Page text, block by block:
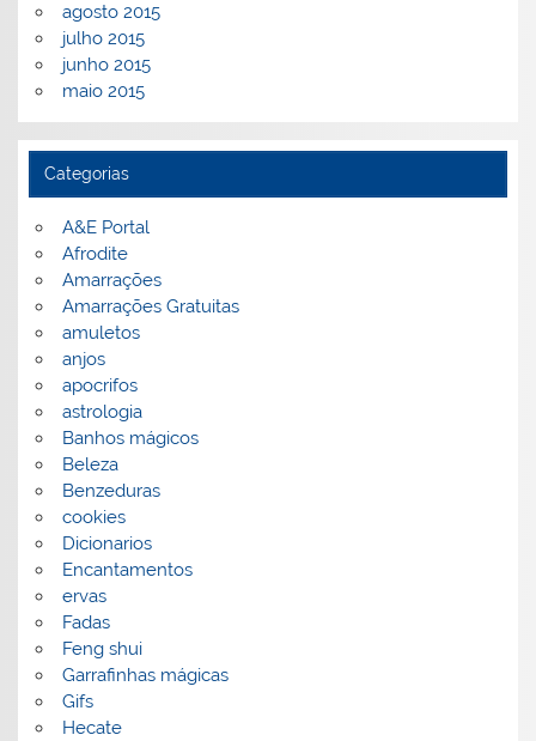
agosto 2015
julho 2015
junho 2015
maio 2015
Categorias
A&E Portal
Afrodite
Amarrações
Amarrações Gratuitas
amuletos
anjos
apocrifos
astrologia
Banhos mágicos
Beleza
Benzeduras
cookies
Dicionarios
Encantamentos
ervas
Fadas
Feng shui
Garrafinhas mágicas
Gifs
Hecate